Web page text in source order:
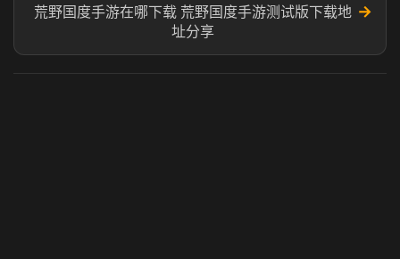
荒野国度手游在哪下载 荒野国度手游测试版下载地
址分享
→